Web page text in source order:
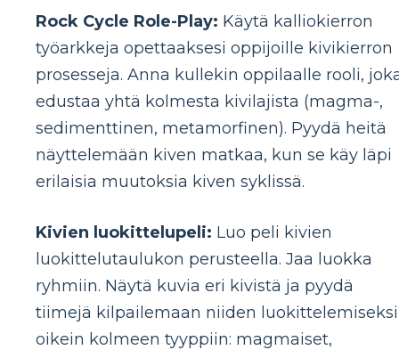
Rock Cycle Role-Play: Käytä kalliokierron
työarkkeja opettaaksesi oppijoille kivikierron
prosesseja. Anna kullekin oppilaalle rooli,
edustaa yhtä kolmesta kivilajista (magma-,
sedimenttinen, metamorfinen). Pyydä heitä
näyttelemään kiven matkaa, kun se käy läpi
erilaisia ​​muutoksia kiven syklissä.
Kivien luokittelupeli: Luo peli kivien
luokittelutaulukon perusteella. Jaa luokka
ryhmiin. Näytä kuvia eri kivistä ja pyydä
tiimejä kilpailemaan niiden luokittelemiseksi
oikein kolmeen tyyppiin: magmaiset,